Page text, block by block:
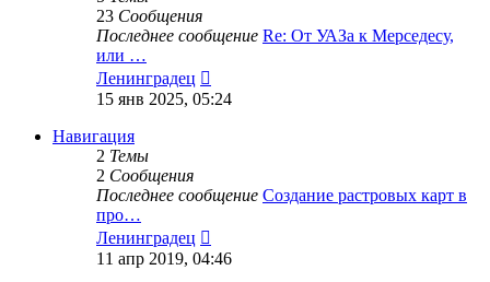
23 Сообщения
Последнее сообщение Re: От УАЗа к Мерседесу,
или …
Ленинградец
к
15 янв 2025, 05:24
Навигация
2 Темы
2 Сообщения
Последнее сообщение Создание растровых карт в
про…
Ленинградец
к
11 апр 2019, 04:46